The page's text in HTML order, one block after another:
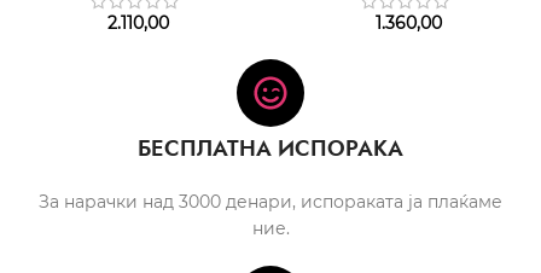
2.110,00 1.360,00
БЕСПЛАТНА ИСПОРАКА
За нарачки над 3000 денари, испораката ја плаќаме
ние.